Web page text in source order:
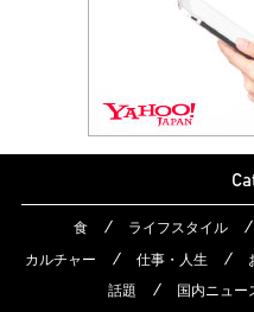
食 ライフスタイル
カルチャー
仕事・人生
話題
国内ニュー